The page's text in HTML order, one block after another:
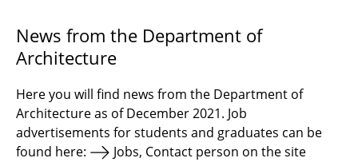
Qualification profile
Semester Programme
Internationales
News from the Department of
Architecture
Here you will find news from the Department of
Architecture as of December 2021. Job
advertisements for students and graduates can be
found here:
Jobs, Contact person on the site